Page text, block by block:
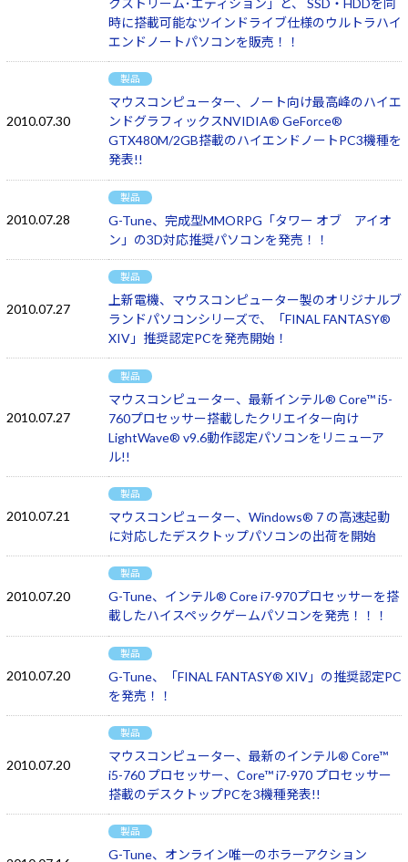
クストリーム･エディション」と、 SSD・HDDを同
時に搭載可能なツインドライブ仕様のウルトラハイ
エンドノートパソコンを販売！！
2010.07.30
製品
マウスコンピューター、ノート向け最高峰のハイエ
ンドグラフィックスNVIDIA® GeForce®
GTX480M/2GB搭載のハイエンドノートPC3機種を
発表!!
2010.07.28
製品
G-Tune、完成型MMORPG「タワー オブ アイオ
ン」の3D対応推奨パソコンを発売！！
2010.07.27
製品
上新電機、マウスコンピューター製のオリジナルブ
ランドパソコンシリーズで、「FINAL FANTASY®
XIV」推奨認定PCを発売開始！
2010.07.27
製品
マウスコンピューター、最新インテル® Core™ i5-
760プロセッサー搭載したクリエイター向け
LightWave® v9.6動作認定パソコンをリニューア
ル!!
2010.07.21
製品
マウスコンピューター、Windows® 7 の高速起動
に対応したデスクトップパソコンの出荷を開始
2010.07.20
製品
G-Tune、インテル® Core i7-970プロセッサーを搭
載したハイスペックゲームパソコンを発売！！！
2010.07.20
製品
G-Tune、「FINAL FANTASY® XIV」の推奨認定PC
を発売！！
2010.07.20
製品
マウスコンピューター、最新のインテル® Core™
i5-760 プロセッサー、Core™ i7-970 プロセッサー
搭載のデスクトップPCを3機種発表!!
製品
G-Tune、オンライン唯一のホラーアクション